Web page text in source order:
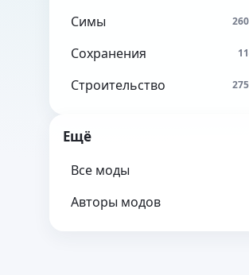
Симы
Сохранения
Строительство
Ещё
Все моды
Авторы модов